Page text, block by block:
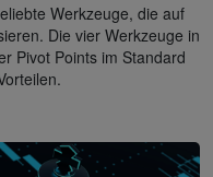
Werkzeuge, die auf
Die vier Werkzeuge in
Pivot Points im Standard